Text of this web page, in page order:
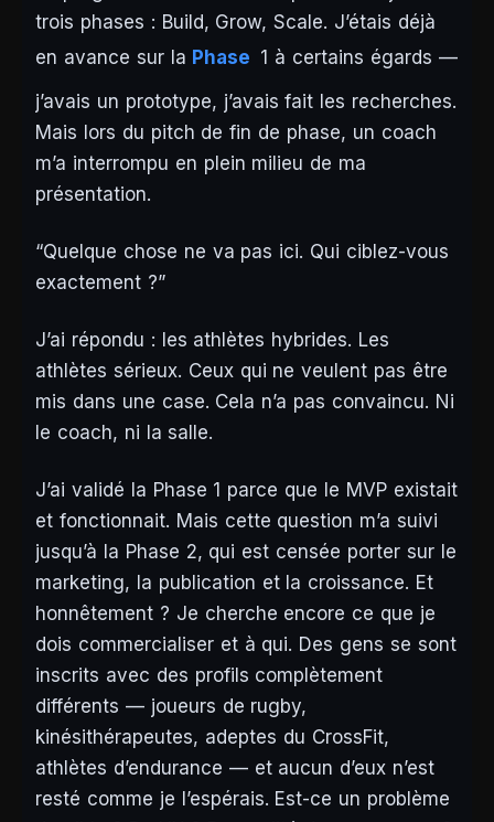
trois phases : Build, Grow, Scale. J’étais déjà
en avance sur la Phase 1 à certains égards —
j’avais un prototype, j’avais fait les recherches.
Mais lors du pitch de fin de phase, un coach
m’a interrompu en plein milieu de ma
présentation.
“Quelque chose ne va pas ici. Qui ciblez-vous
exactement ?”
J’ai répondu : les athlètes hybrides. Les
athlètes sérieux. Ceux qui ne veulent pas être
mis dans une case. Cela n’a pas convaincu. Ni
le coach, ni la salle.
J’ai validé la Phase 1 parce que le MVP existait
et fonctionnait. Mais cette question m’a suivi
jusqu’à la Phase 2, qui est censée porter sur le
marketing, la publication et la croissance. Et
honnêtement ? Je cherche encore ce que je
dois commercialiser et à qui. Des gens se sont
inscrits avec des profils complètement
différents — joueurs de rugby,
kinésithérapeutes, adeptes du CrossFit,
athlètes d’endurance — et aucun d’eux n’est
resté comme je l’espérais. Est-ce un problème